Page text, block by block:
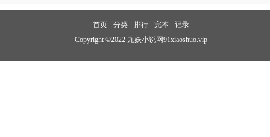
首页 分类 排行 完本
记录
Copyright ©2022 九妖小说网91xiaoshuo.vip